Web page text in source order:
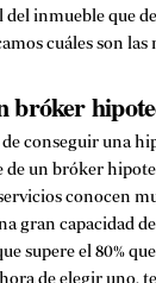
inmueble que
cuáles son las
bróker
conseguir una
de un bróker
conocen
gran capacidad
supere el 80%
de elegir uno,